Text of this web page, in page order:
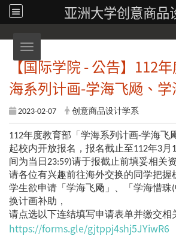
亚洲大学创意商品
Toggle navigation
【国际学院 - 公告】112
海系列计画-学海飞飏、学
2023-02-07 创意商品设计学系
112年度教育部「学海系列计画-学海飞
起校内开放报名，报名截止至112年3月
间为当日23:59)请于报截止前填妥相关资
请各位有兴趣前往海外交换的同学把握
学生欲申请「学海飞飏」、「学海惜珠
换计画补助，
请点选以下连结填写申请表单并缴交相
https://forms.gle/gjtppj4shj5JYiwR6